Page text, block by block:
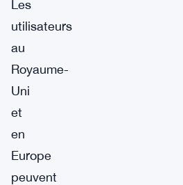
Les
utilisateurs
au
Royaume-
Uni
et
en
Europe
peuvent